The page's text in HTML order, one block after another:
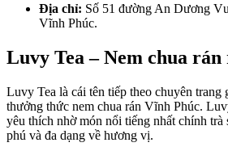
Địa chỉ: Số 51 đường An Dương
Vĩnh Phúc.
Luvy Tea – Nem chua
Luvy Tea là cái tên tiếp theo chuyên trang
thưởng thức nem chua rán Vĩnh Phúc.
yêu thích nhờ món nổi tiếng nhất chính trà
phú và đa dạng về hương vị.